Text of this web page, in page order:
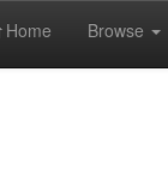
Home Browse